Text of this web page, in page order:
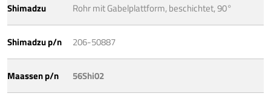
Shimadzu Rohr mit Gabelplattform, beschichtet, 90°
Shimadzu p/n 206-50887
Maassen p/n 56Shi02